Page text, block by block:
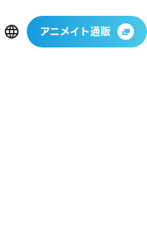
アニメイト通販